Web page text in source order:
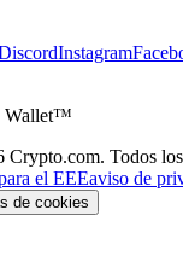
Instagram
Wallet™
Todos los
el EEEaviso de
de cookies